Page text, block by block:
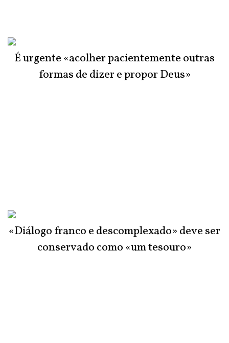
É urgente «acolher pacientemente outras
formas de dizer e propor Deus»
«Diálogo franco e descomplexado» deve ser
conservado como «um tesouro»